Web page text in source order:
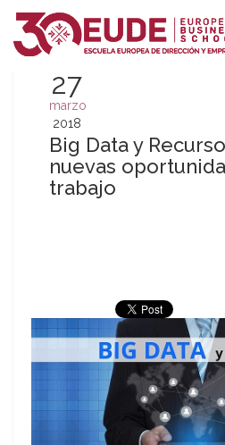
27
marzo
2018
Big Data y
nuevas
trabajo